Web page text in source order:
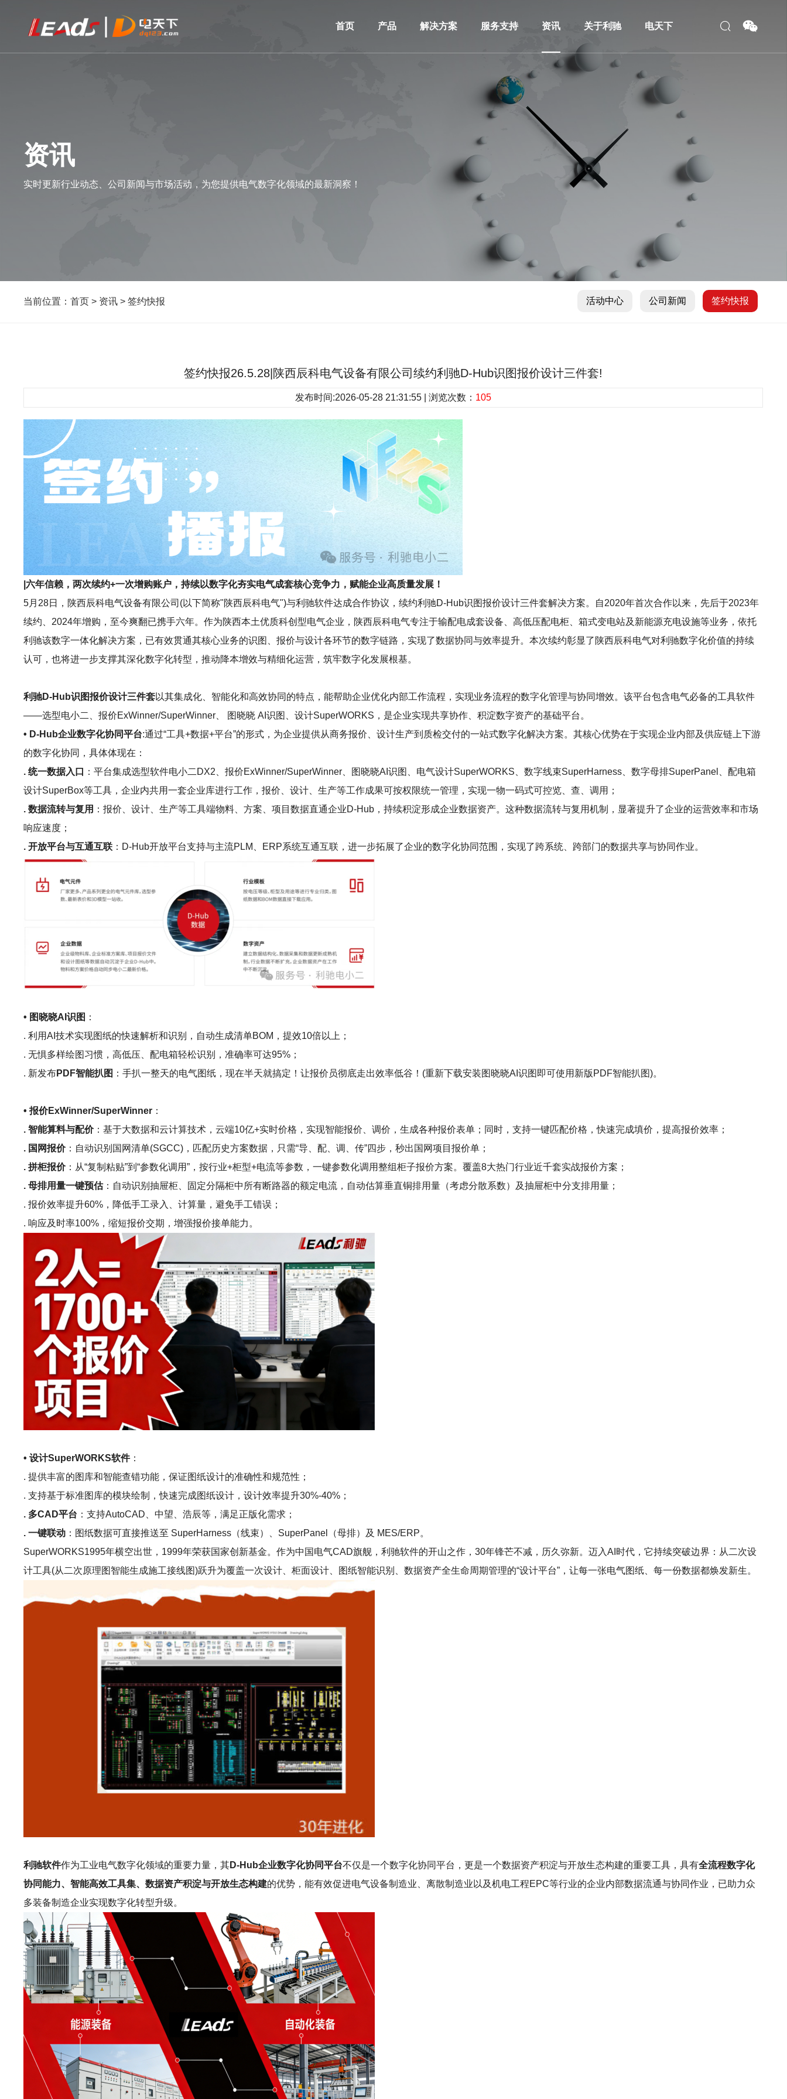
首页 产品 解决方案 服务支持 资讯 关于利驰 电天下
资讯
实时更新行业动态、公司新闻与市场活动，为您提供电气数字化领域的最新洞察！
当前位置：首页 > 资讯 >签约快报 活动中心 公司新闻 签约快报
签约快报26.5.28|陕西辰科电气设备有限公司续约利驰D-Hub识图报价设计三件套!
发布时间:2026-05-28 21:31:55 | 浏览次数： 105
|六年信赖，两次续约+一次增购账户，持续以数字化夯实电气成套核心竞争力，赋能企业高质量发展！
5月28日，陕西辰科电气设备有限公司(以下简称"陕西辰科电气")与利驰软件达成合作协议，续约利驰D-Hub识图报价设计三件套解决方案。自2020年首次合作以来，先后于2023年
续约、2024年增购，至今爽翻已携手六年。作为陕西本土优质科创型电气企业，陕西辰科电气专注于输配电成套设备、高低压配电柜、箱式变电站及新能源充电设施等业务，依托
利驰该数字一体化解决方案，已有效贯通其核心业务的识图、报价与设计各环节的数字链路，实现了数据协同与效率提升。本次续约彰显了陕西辰科电气对利驰数字化价值的持续
认可，也将进一步支撑其深化数字化转型，推动降本增效与精细化运营，筑牢数字化发展根基。
利驰D-Hub识图报价设计三件套以其集成化、智能化和高效协同的特点，能帮助企业优化内部工作流程，实现业务流程的数字化管理与协同增效。该平台包含电气必备的工具软件
——选型电小二、报价ExWinner/SuperWinner、 图晓晓 AI识图、设计SuperWORKS，是企业实现共享协作、积淀数字资产的基础平台。
• D-Hub企业数字化协同平台:通过“工具+数据+平台”的形式，为企业提供从商务报价、设计生产到质检交付的一站式数字化解决方案。其核心优势在于实现企业内部及供应链上下游
的数字化协同，具体体现在：
. 统一数据入口
：平台集成选型软件电小二DX2、报价ExWinner/SuperWinner、图晓晓AI识图、电气设计SuperWORKS、数字线束SuperHarness、数字母排SuperPanel、配电箱
设计SuperBox等工具，企业内共用一套企业库进行工作，报价、设计、生产等工作成果可按权限统一管理，实现一物一码式可控览、查、调用；
. 数据流转与复用 ：报价、设计、生产等工具端物料、方案、项目数据直通企业D-Hub，持续积淀形成企业数据资产。这种数据流转与复用机制，显著提升了企业的运营效率和市场
响应速度；
. 开放平台与互通互联 ：D-Hub开放平台支持与主流PLM、ERP系统互通互联，进一步拓展了企业的数字化协同范围，实现了跨系统、跨部门的数据共享与协同作业。
• 图晓晓AI识图 ：
. 利用AI技术实现图纸的快速解析和识别，自动生成清单BOM，提效10倍以上；
. 无惧多样绘图习惯，高低压、配电箱轻松识别，准确率可达95%；
. 新发布PDF智能扒图 ：手扒一整天的电气图纸，现在半天就搞定！让报价员彻底走出效率低谷！(重新下载安装图晓晓AI识图即可使用新版PDF智能扒图)。
• 报价ExWinner/SuperWinner ：
. 智能算料与配价：基于大数据和云计算技术，云端10亿+实时价格，实现智能报价、调价，生成各种报价表单；同时，支持一键匹配价格，快速完成填价，提高报价效率；
. 国网报价：自动识别国网清单(SGCC)，匹配历史方案数据，只需“导、配、调、传”四步，秒出国网项目报价单；
. 拼柜报价：从“复制粘贴”到“参数化调用”，按行业+柜型+电流等参数，一键参数化调用整组柜子报价方案。覆盖8大热门行业近千套实战报价方案；
. 母排用量一键预估：自动识别抽屉柜、固定分隔柜中所有断路器的额定电流，自动估算垂直铜排用量（考虑分散系数）及抽屉柜中分支排用量；
. 报价效率提升60%，降低手工录入、计算量，避免手工错误；
. 响应及时率100%，缩短报价交期，增强报价接单能力。
• 设计SuperWORKS软件：
. 提供丰富的图库和智能查错功能，保证图纸设计的准确性和规范性；
. 支持基于标准图库的模块绘制，快速完成图纸设计，设计效率提升30%-40%；
. 多CAD平台 ：支持AutoCAD、中望、浩辰等，满足正版化需求；
. 一键联动 ：图纸数据可直接推送至 SuperHarness（线束）、SuperPanel（母排）及 MES/ERP。
SuperWORKS1995年横空出世，1999年荣获国家创新基金。作为中国电气CAD旗舰，利驰软件的开山之作，30年锋芒不减，历久弥新。迈入AI时代，它持续突破边界：从二次设
计工具(从二次原理图智能生成施工接线图)跃升为覆盖一次设计、柜面设计、图纸智能识别、数据资产全生命周期管理的“设计平台”，让每一张电气图纸、每一份数据都焕发新生。
利驰软件作为工业电气数字化领域的重要力量，其D-Hub企业数字化协同平台不仅是一个数字化协同平台，更是一个数据资产积淀与开放生态构建的重要工具，具有全流程数字化
协同能力、智能高效工具集、数据资产积淀与开放生态构建的优势，能有效促进电气设备制造业、离散制造业以及机电工程EPC等行业的企业内部数据流通与协同作业，已助力众
多装备制造企业实现数字化转型升级。